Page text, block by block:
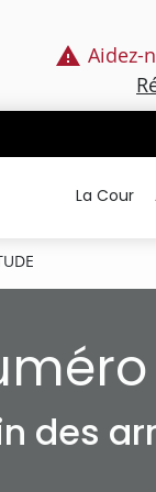
Aidez-
La Cour
des